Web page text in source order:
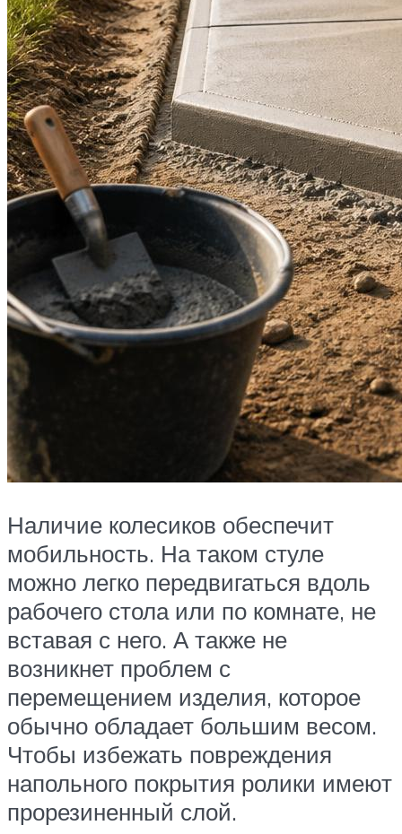
Наличие колесиков обеспечит
мобильность. На таком стуле
можно легко передвигаться вдоль
рабочего стола или по комнате, не
вставая с него. А также не
возникнет проблем с
перемещением изделия, которое
обычно обладает большим весом.
Чтобы избежать повреждения
напольного покрытия ролики имеют
прорезиненный слой.